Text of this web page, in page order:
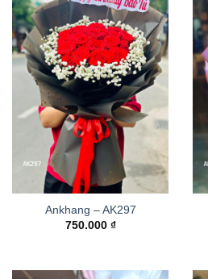
Ankhang – AK297
750.000 ₫